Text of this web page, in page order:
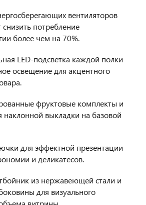
вентиляторов
потребление
более чем на 70%.
LED-подсветка каждой полки
освещение для акцентного
фруктовые комплекты и
выкладки на базовой
для эффектной презентации
и деликатесов.
из нержавеющей стали и
для визуального